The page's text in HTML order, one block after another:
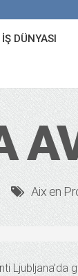
DÜNYASI
Aix en